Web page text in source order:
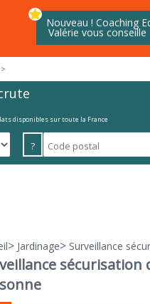
Nouveau ! Coaching
Valérie vous
disponibles sur toute la France
?
> Jardinage> Surveillance
sécurisation